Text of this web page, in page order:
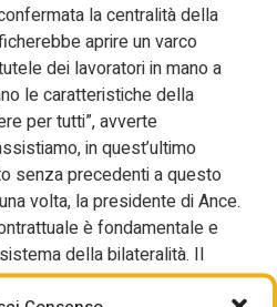
la centralità della
aprire un varco
dei lavoratori in mano a
le caratteristiche della
per tutti”, avverte
in quest’ultimo
senza precedenti a questo
volta, la presidente di Ance.
è fondamentale e
della bilateralità. Il
ha sempre rassicurato su